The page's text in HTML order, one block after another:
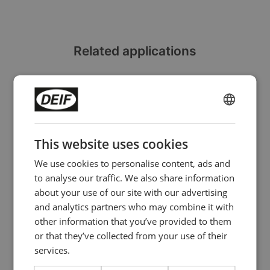
Related applications
This website uses cookies
We use cookies to personalise content, ads and
to analyse our traffic. We also share information
about your use of our site with our advertising
and analytics partners who may combine it with
other information that you’ve provided to them
or that they’ve collected from your use of their
services.